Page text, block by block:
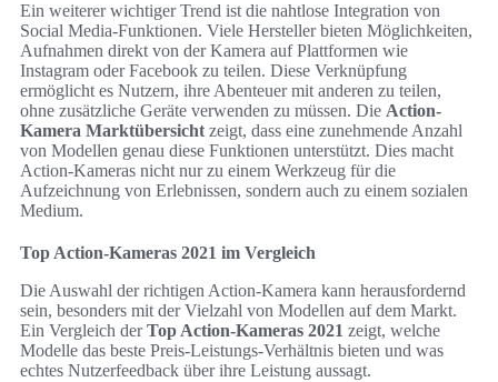
Ein weiterer wichtiger Trend ist die nahtlose Integration von
Social Media-Funktionen. Viele Hersteller bieten Möglichkeiten,
Aufnahmen direkt von der Kamera auf Plattformen wie
Instagram oder Facebook zu teilen. Diese Verknüpfung
ermöglicht es Nutzern, ihre Abenteuer mit anderen zu teilen,
ohne zusätzliche Geräte verwenden zu müssen. Die Action-
Kamera Marktübersichtzeigt, dass eine zunehmende Anzahl
von Modellen genau diese Funktionen unterstützt. Dies macht
Action-Kameras nicht nur zu einem Werkzeug für die
Aufzeichnung von Erlebnissen, sondern auch zu einem sozialen
Medium.
Top Action-Kameras 2021 im Vergleich
Die Auswahl der richtigen Action-Kamera kann herausfordernd
sein, besonders mit der Vielzahl von Modellen auf dem Markt.
Ein Vergleich derTop Action-Kameras 2021 zeigt, welche
Modelle das beste Preis-Leistungs-Verhältnis bieten und was
echtes Nutzerfeedback über ihre Leistung aussagt.